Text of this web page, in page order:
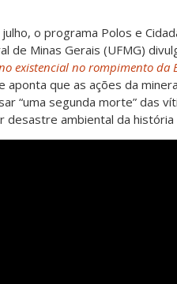
o programa Polos e
de Minas Gerais (UFMG)
existencial no rompimento da
aponta que as ações da
“uma segunda morte” das
desastre ambiental da história